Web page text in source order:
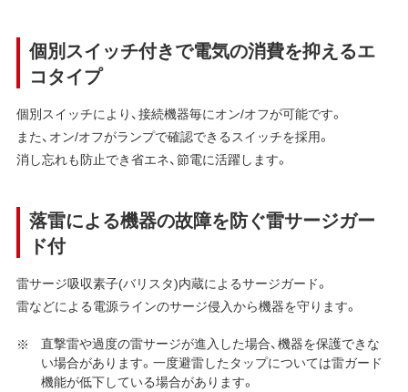
個別スイッチ付きで電気の消費を抑えるエ
コタイプ
個別スイッチにより、接続機器毎にオン/オフが可能です。
また、オン/オフがランプで確認できるスイッチを採用。
消し忘れも防止でき省エネ、節電に活躍します。
落雷による機器の故障を防ぐ雷サージガー
ド付
雷サージ吸収素子(バリスタ)内蔵によるサージガード。
雷などによる電源ラインのサージ侵入から機器を守ります。
直撃雷や過度の雷サージが進入した場合、機器を保護できな
い場合があります。一度避雷したタップについては雷ガード
機能が低下している場合があります。